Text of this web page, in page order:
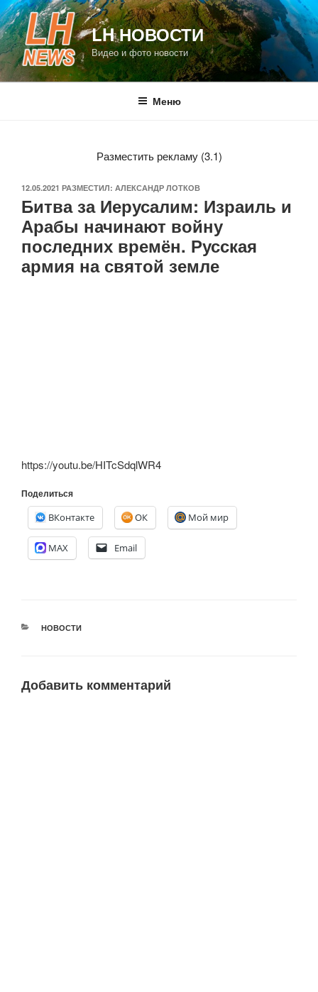
Перейти
к
содержимому
LH НОВОСТИ
Видео и фото новости
Меню
Разместить рекламу (3.1)
ОПУБЛИКОВАНО
12.05.2021 РАЗМЕСТИЛ: АЛЕКСАНДР ЛОТКОВ
Битва за Иерусалим: Израиль и
Арабы начинают войну
последних времён. Русская
армия на святой земле
https://youtu.be/HITcSdqlWR4
Поделиться
ВКонтакте
ОК Мой мир
MAX Email
РУБРИКИ
НОВОСТИ
Добавить комментарий